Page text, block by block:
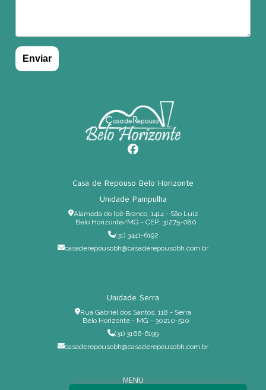
Casa de Repouso Belo Horizonte
Unidade Pampulha
Alameda do Ipê Branco, 1414 - São Luiz
Belo Horizonte/MG - CEP: 31275-080
(31) 3441-6192
casaderepousobh@casaderepousobh.com.br
Unidade Serra
Rua Gabriel dos Santos, 118 - Serra
Belo Horizonte - MG - 30210-510
(31) 3166-6199
casaderepousobh@casaderepousobh.com.br
MENU